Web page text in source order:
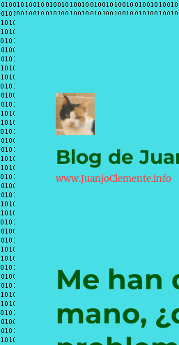
Blog de
www.JuanjoClemente.info
Me han
mano,